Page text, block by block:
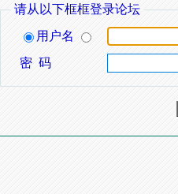
请从以下框框登录论坛
用户名
密 码